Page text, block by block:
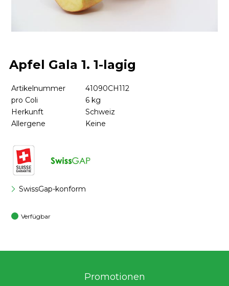
Apfel Gala 1. 1-lagig
Artikelnummer
41090CH112
pro Coli
6 kg
Herkunft
Schweiz
Allergene
Keine
SwissGap-konform
Verfügbar
Promotionen